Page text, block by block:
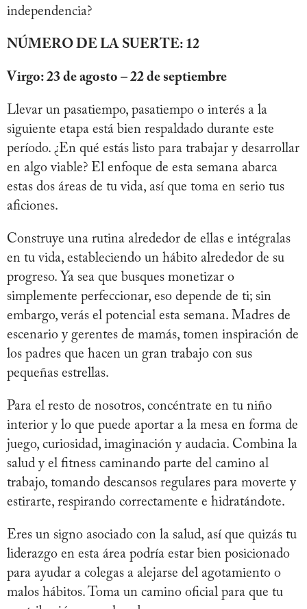
independencia?
NÚMERO DE LA SUERTE: 12
Virgo: 23 de agosto – 22 de septiembre
Llevar un pasatiempo, pasatiempo o interés a la
siguiente etapa está bien respaldado durante este
período. ¿En qué estás listo para trabajar y desarrollar
en algo viable? El enfoque de esta semana abarca
estas dos áreas de tu vida, así que toma en serio tus
aficiones.
Construye una rutina alrededor de ellas e intégralas
en tu vida, estableciendo un hábito alrededor de su
progreso. Ya sea que busques monetizar o
simplemente perfeccionar, eso depende de ti; sin
embargo, verás el potencial esta semana. Madres de
escenario y gerentes de mamás, tomen inspiración de
los padres que hacen un gran trabajo con sus
pequeñas estrellas.
Para el resto de nosotros, concéntrate en tu niño
interior y lo que puede aportar a la mesa en forma de
juego, curiosidad, imaginación y audacia. Combina la
salud y el fitness caminando parte del camino al
trabajo, tomando descansos regulares para moverte y
estirarte, respirando correctamente e hidratándote.
Eres un signo asociado con la salud, así que quizás tu
liderazgo en esta área podría estar bien posicionado
para ayudar a colegas a alejarse del agotamiento o
malos hábitos. Toma un camino oficial para que tu